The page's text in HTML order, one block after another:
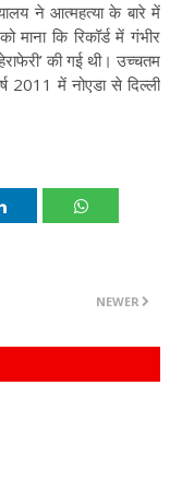
ने आत्महत्या के बारे में
कि रिकॉर्ड में गंभीर
की गई थी। उच्चतम
2011 में नोएडा से दिल्ली
NEWER